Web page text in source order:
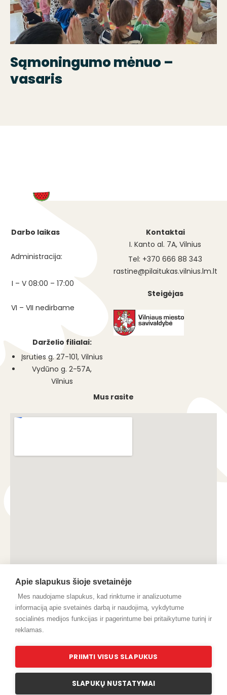
Sąmoningumo mėnuo –
vasaris
Darbo laikas
Administracija:
I – V 08:00 – 17:00
VI – VII nedirbame
Darželio filialai:
Įsruties g. 27-101, Vilnius
Vydūno g. 2-57A,
Vilnius
Kontaktai
I. Kanto al. 7A, Vilnius
Tel: +370 666 88 343
rastine@pilaitukas.vilnius.lm.lt
Steigėjas
Mus rasite
Apie slapukus šioje svetainėje
Mes naudojame slapukus, kad rinktume ir analizuotume
informaciją apie svetainės darbą ir naudojimą, vykdytume
socialinės medijos funkcijas ir pagerintume bei pritaikytume turinį ir
reklamas.
PRIIMTI VISUS SLAPUKUS
SLAPUKŲ NUSTATYMAI